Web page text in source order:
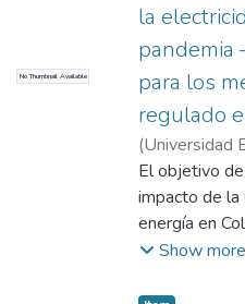
No Thumbnail Available
la
pandemia
para los
regulado
(Universidad
Rendon, John;
Restrepo,
Santiago;
Finanzas,
El objetivo
impacto de
energía en
aporte es
Show more